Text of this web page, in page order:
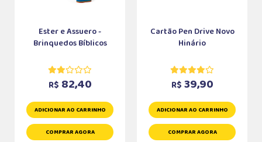
Ester e Assuero -
Brinquedos Bíblicos
R$ 82,40
ADICIONAR AO CARRINHO
COMPRAR AGORA
Cartão Pen Drive Novo
Hinário
R$ 39,90
ADICIONAR AO CARRINHO
COMPRAR AGORA